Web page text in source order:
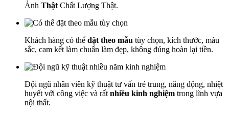
Ảnh Thật Chất Lượng Thật.
Khách hàng có thể đặt theo mẫu tùy chọn, kích thước, màu
sắc, cam kết làm chuẩn làm đẹp, không đúng hoàn lại tiền.
Đội ngũ nhân viên kỹ thuật tư vấn trẻ trung, năng động, nhiệt
huyết với công việc và rất nhiều kinh nghiệm trong lĩnh vựa
nội thất.